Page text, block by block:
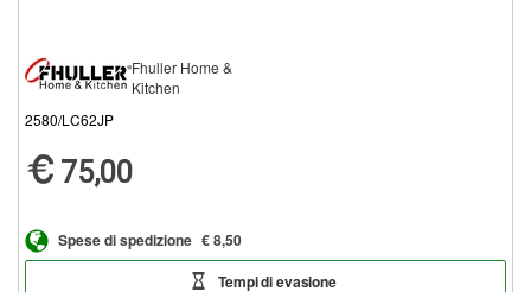
Fhuller Home &
Kitchen
2580/LC62JP
75,00
Spese di spedizione € 8,50
Tempi di evasione